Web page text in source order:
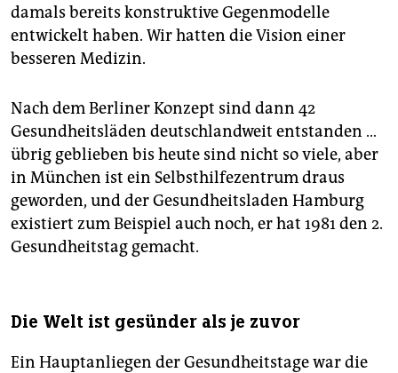
damals bereits konstruktive Gegenmodelle
entwickelt haben. Wir hatten die Vision einer
besseren Medizin.
Nach dem Berliner Konzept sind dann 42
Gesundheitsläden deutschlandweit entstanden …
übrig geblieben bis heute sind nicht so viele, aber
in München ist ein Selbsthilfezentrum draus
geworden, und der Gesundheitsladen Hamburg
existiert zum Beispiel auch noch, er hat 1981 den 2.
Gesundheitstag gemacht.
Die Welt ist gesünder als je zuvor
Ein Hauptanliegen der Gesundheitstage war die